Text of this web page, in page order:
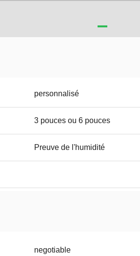
personnalisé
3 pouces ou 6 pouces
Preuve de l'humidité
negotiable